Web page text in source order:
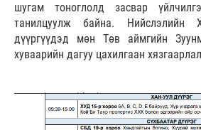
шугам тоноглолд засвар
танилцуулж байна. Нийслэлийн
дүүргүүдэд мөн Төв аймгийн
хуваарийн дагуу цахилгаан